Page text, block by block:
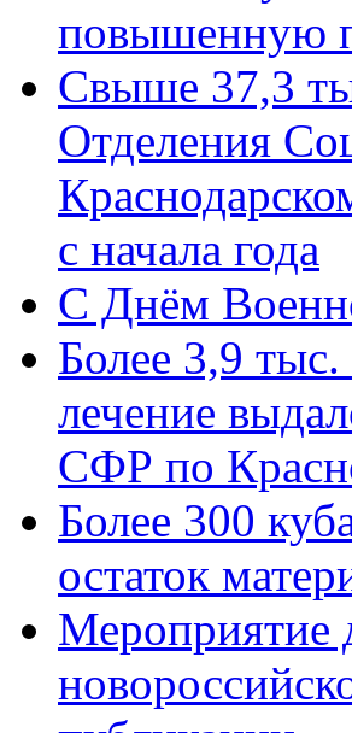
повышенную
Свыше 37,3
Отделения
с начала года
C Днём
Более 3,9 тыс.
лечение
СФР по
Более 300
остаток
Мероприятие